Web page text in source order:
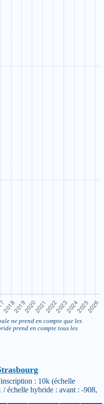
ne prend en compte que les
prend en compte tous les
: 10k (échelle
échelle hybride : avant : -908,